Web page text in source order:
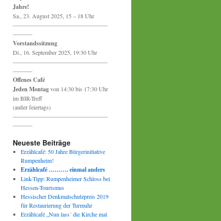
Jahre!
Sa., 23. August 2025, 15 – 18 Uhr
————————————————
———-
Vorstandssitzung
Di., 16. September 2025, 19:30 Uhr
————————————————
———-
Offenes Café
Jeden Montagvon 14:30 bis 17:30 Uhr
im BIR-Treff
(außer feiertags)
————————————————
———-
Neueste Beiträge
Erzählcafé: 50 Jahre Bürgerinitiative
Rumpenheim!
Erzählcafé ………. einmal anders
Link-Tipp: Rumpenheimer Schloss bei
Hessen-Tourismus
Hessischer Denkmalschutzpreis 2019
für Restaurierung der Turmuhr
Erzählcafé „Nun lass´ die Kirche mal